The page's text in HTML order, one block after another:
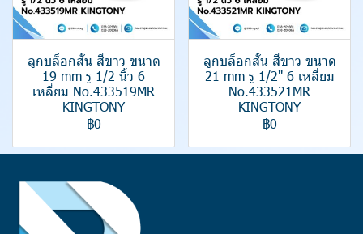
ลูกบล็อกสั้น สีขาว ขนาด
19 mm รู 1/2 นิ้ว 6
เหลี่ยม No.433519MR
KINGTONY
฿0
ลูกบล็อกสั้น สีขาว ขนาด
21 mm รู 1/2" 6 เหลี่ยม
No.433521MR
KINGTONY
฿0